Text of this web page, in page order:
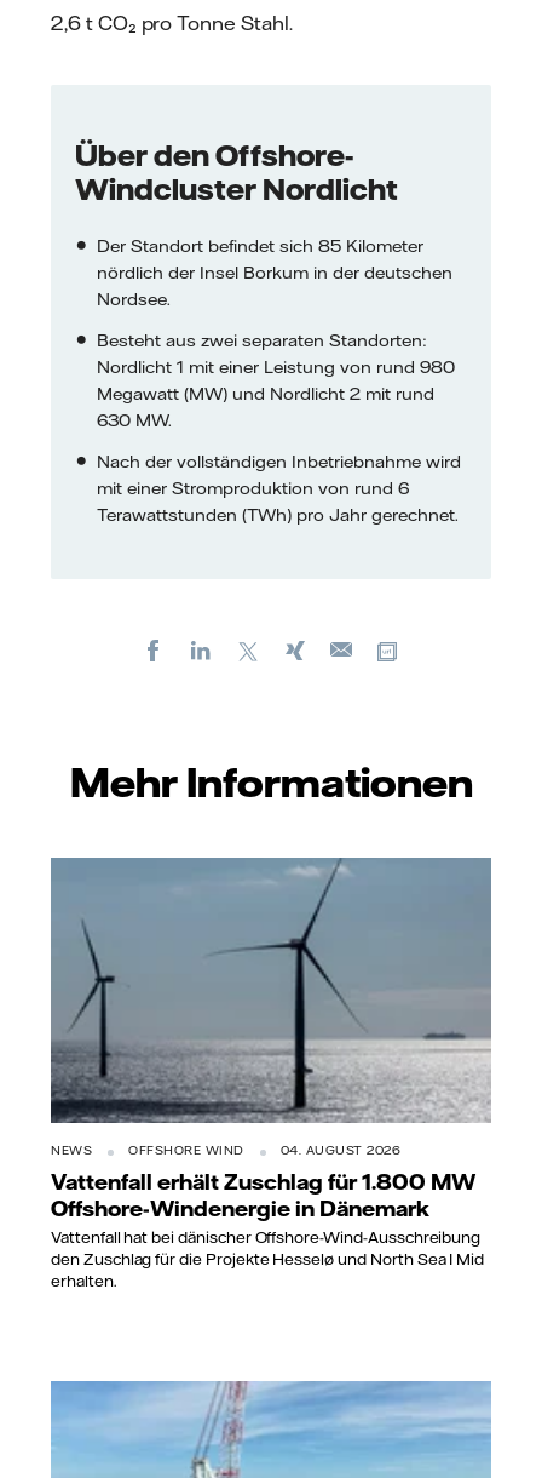
2,6 t CO₂ pro Tonne Stahl.
Über den Offshore-
Windcluster Nordlicht
Der Standort befindet sich 85 Kilometer
nördlich der Insel Borkum in der deutschen
Nordsee.
Besteht aus zwei separaten Standorten:
Nordlicht 1 mit einer Leistung von rund 980
Megawatt (MW) und Nordlicht 2 mit rund
630 MW.
Nach der vollständigen Inbetriebnahme wird
mit einer Stromproduktion von rund 6
Terawattstunden (TWh) pro Jahr gerechnet.
FacebookLinkedIn Xing
E-
Mehr Informationen
NEWS OFFSHORE WIND 04. AUGUST 2026
Vattenfall erhält Zuschlag für 1.800 MW
Offshore-Windenergie in Dänemark
Vattenfall hat bei dänischer Offshore-Wind-Ausschreibung
den Zuschlag für die Projekte Hesselø und North Sea I Mid
erhalten.